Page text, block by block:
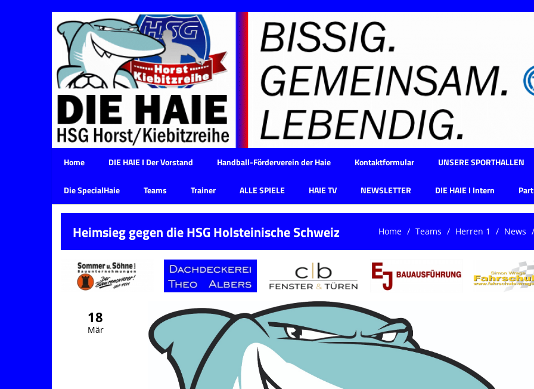
Home DIE HAIE I Der Vorstand Handball-Förderverein der Haie Kontaktformular UNSERE SPORTHALLEN
Die SpecialHaie Teams Trainer ALLE SPIELE HAIE TV NEWSLETTER DIE HAIE I Intern
Heimsieg gegen die HSG Holsteinische Schweiz Home Teams Herren 1 News
18
Mär